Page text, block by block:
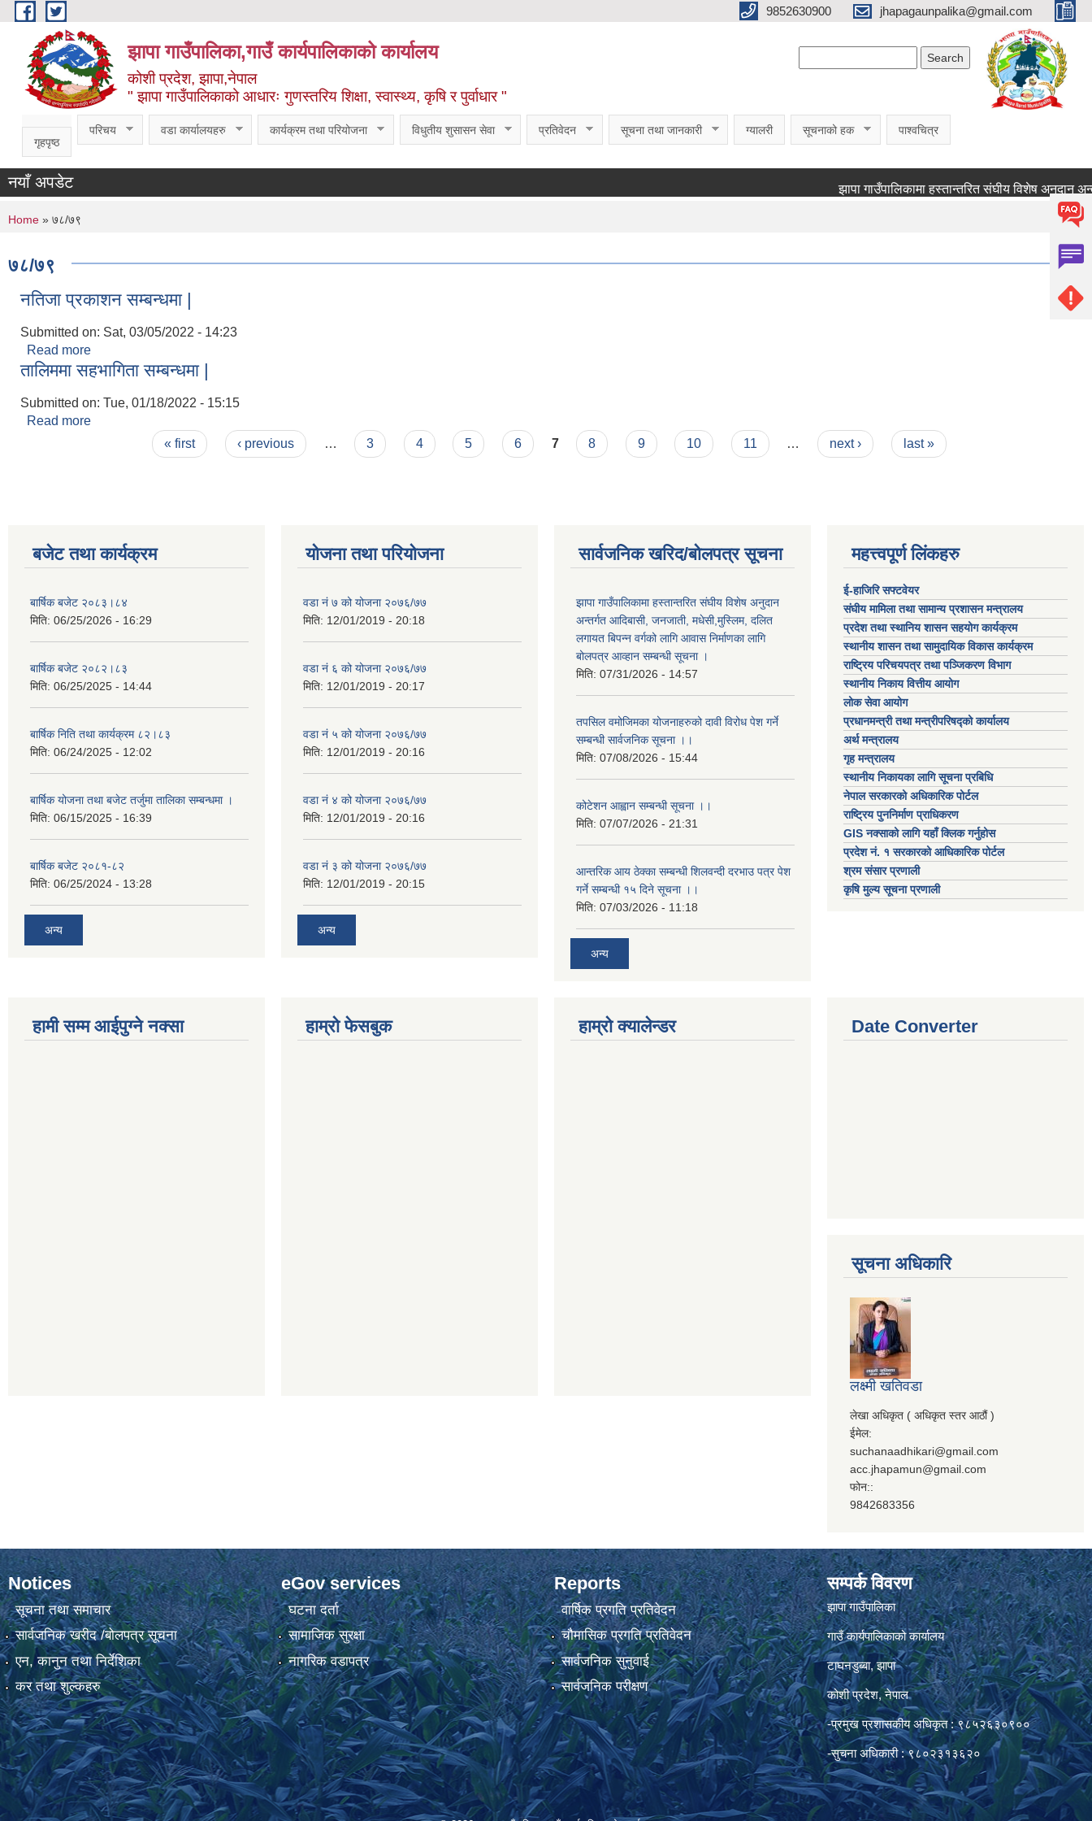
Skip to main content 9852630900 jhapagaunpalika@gmail.com
झापा गाउँपालिका,गाउँ कार्यपालिकाको कार्यालय
कोशी प्रदेश, झापा,नेपाल
" झापा गाउँपालिकाको आधारः गुणस्तरिय शिक्षा, स्वास्थ्य, कृषि र पुर्वाधार "
गृहपृष्ठ
परिचय वडा कार्यालयहरु कार्यक्रम तथा परियोजना विधुतीय शुसासन सेवा प्रतिवेदन सूचना तथा जानकारी ग्यालरी सूचनाको हक पाश्वचित्र
नयाँ अपडेट
You are here
Home » ७८/७९
७८/७९
नतिजा प्रकाशन सम्बन्धमा |
Submitted on: Sat, 03/05/2022 - 14:23
Read more
तालिममा सहभागिता सम्बन्धमा |
Submitted on: Tue, 01/18/2022 - 15:15
Read more
« first ‹ previous … 3 4 5 6 7 8 9 10 11 … next › last »
बजेट तथा कार्यक्रम
बार्षिक बजेट २०८३।८४
मिति: 06/25/2026 - 16:29
बार्षिक बजेट २०८२।८३
मिति: 06/25/2025 - 14:44
बार्षिक निति तथा कार्यक्रम ८२।८३
मिति: 06/24/2025 - 12:02
बार्षिक योजना तथा बजेट तर्जुमा तालिका सम्बन्धमा ।
मिति: 06/15/2025 - 16:39
बार्षिक बजेट २०८१-८२
मिति: 06/25/2024 - 13:28
अन्य
योजना तथा परियोजना
वडा नं ७ को योजना २०७६/७७
मिति: 12/01/2019 - 20:18
वडा नं ६ को योजना २०७६/७७
मिति: 12/01/2019 - 20:17
वडा नं ५ को योजना २०७६/७७
मिति: 12/01/2019 - 20:16
वडा नं ४ को योजना २०७६/७७
मिति: 12/01/2019 - 20:16
वडा नं ३ को योजना २०७६/७७
मिति: 12/01/2019 - 20:15
अन्य
सार्वजनिक खरिद/बोलपत्र सूचना
झापा गाउँपालिकामा हस्तान्तरित संघीय विशेष अनुदान
अन्तर्गत आदिबासी, जनजाती, मधेसी,मुस्लिम, दलित
लगायत बिपन्न वर्गको लागि आवास निर्माणका लागि
बोलपत्र आव्हान सम्बन्धी सूचना ।
मिति: 07/31/2026 - 14:57
तपसिल वमोजिमका योजनाहरुको दावी विरोध पेश गर्ने
सम्बन्धी सार्वजनिक सूचना ।।
मिति: 07/08/2026 - 15:44
कोटेशन आह्वान सम्बन्धी सूचना ।।
मिति: 07/07/2026 - 21:31
आन्तरिक आय ठेक्का सम्बन्धी शिलवन्दी दरभाउ पत्र पेश
गर्ने सम्बन्धी १५ दिने सूचना ।।
मिति: 07/03/2026 - 11:18
अन्य
महत्त्वपूर्ण लिंकहरु
ई-हाजिरि सफ्टवेयर
संघीय मामिला तथा सामान्य प्रशासन मन्त्रालय
प्रदेश तथा स्थानिय शासन सहयोग कार्यक्रम
स्थानीय शासन तथा सामुदायिक विकास कार्यक्रम
राष्ट्रिय परिचयपत्र तथा पञ्जिकरण विभाग
स्थानीय निकाय वित्तीय आयोग
लोक सेवा आयोग
प्रधानमन्त्री तथा मन्त्रीपरिषद्को कार्यालय
अर्थ मन्त्रालय
गृह मन्त्रालय
स्थानीय निकायका लागि सूचना प्रबिधि
नेपाल सरकारको अधिकारिक पोर्टल
राष्ट्रिय पुननिर्माण प्राधिकरण
GIS नक्साको लागि यहाँ क्लिक गर्नुहोस
प्रदेश नं. १ सरकारको आधिकारिक पोर्टल
श्रम संसार प्रणाली
कृषि मुल्य सूचना प्रणाली
हामी सम्म आईपुग्ने नक्सा हाम्रो फेसबुक हाम्रो क्यालेन्डर Date Converter
सूचना अधिकारि
लक्ष्मी खतिवडा
लेखा अधिकृत ( अधिकृत स्तर आठौं )
ईमेल:
suchanaadhikari@gmail.com
acc.jhapamun@gmail.com
फोन::
9842683356
Notices
सूचना तथा समाचार
सार्वजनिक खरीद /बोलपत्र सूचना
एन, कानुन तथा निर्देशिका
कर तथा शुल्कहरु
eGov services
घटना दर्ता
सामाजिक सुरक्षा
नागरिक वडापत्र
Reports
वार्षिक प्रगति प्रतिवेदन
चौमासिक प्रगति प्रतिवेदन
सार्वजनिक सुनुवाई
सार्वजनिक परीक्षण
सम्पर्क विवरण
झापा गाउँपालिका
गाउँ कार्यपालिकाको कार्यालय
टाघनडुब्बा, झापा
कोशी प्रदेश, नेपाल
-प्रमुख प्रशासकीय अधिकृत : ९८५२६३०९००
-सुचना अधिकारी : ९८०२३१३६२०